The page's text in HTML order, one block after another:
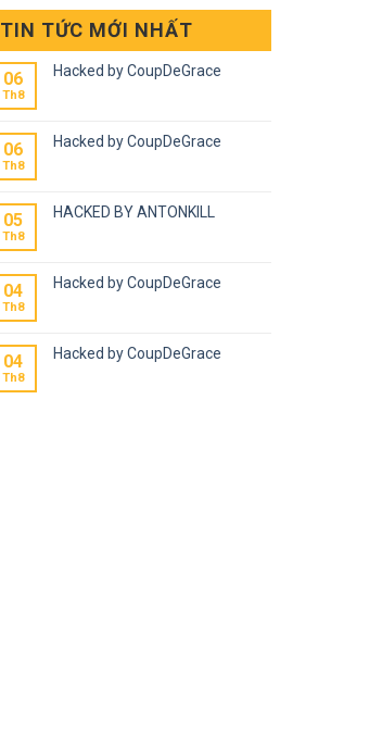
TIN TỨC MỚI NHẤT
06
Th8
Hacked by CoupDeGrace
06
Th8
Hacked by CoupDeGrace
05
Th8
HACKED BY ANTONKILL
04
Th8
Hacked by CoupDeGrace
04
Th8
Hacked by CoupDeGrace